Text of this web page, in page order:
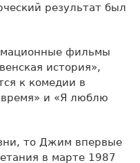
результат был
фильмы
история»,
к комедии в
и «Я люблю
то Джим впервые
в марте 1987